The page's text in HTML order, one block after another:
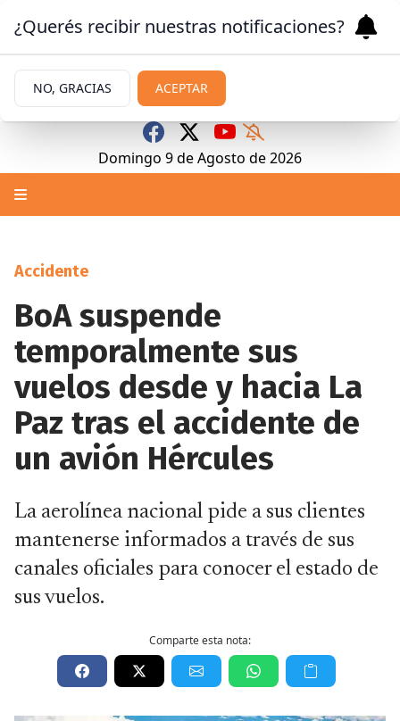
Domingo 9deAgosto de 2026
Accidente
BoA suspende
temporalmente sus
vuelos desde y hacia La
Paz tras el accidente de
un avión Hércules
La aerolínea nacional pide a sus clientes
mantenerse informados a través de sus
canales oficiales para conocer el estado de
sus vuelos.
Comparte esta nota:
¿Querés recibir nuestras notificaciones?
NO, GRACIAS ACEPTAR